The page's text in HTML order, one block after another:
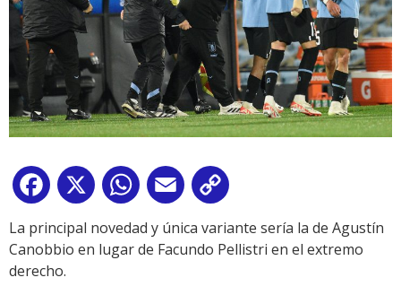
Facebook
X WhatsApp
Email
Link
La principal novedad y única variante sería la de Agustín
Canobbio en lugar de Facundo Pellistri en el extremo
derecho.